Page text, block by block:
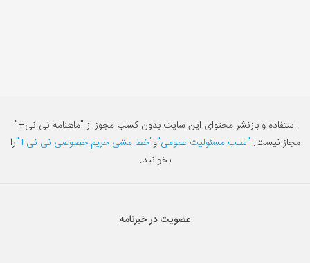
استفاده و بازنشر محتوای این سایت بدون کسب مجوز از "ماهنامه نی نی+"
مجاز نیست. "سلب مسئولیت عمومی"و"خط مشی حریم خصوصی نی نی+"را
بخوانید.
عضویت در خبرنامه